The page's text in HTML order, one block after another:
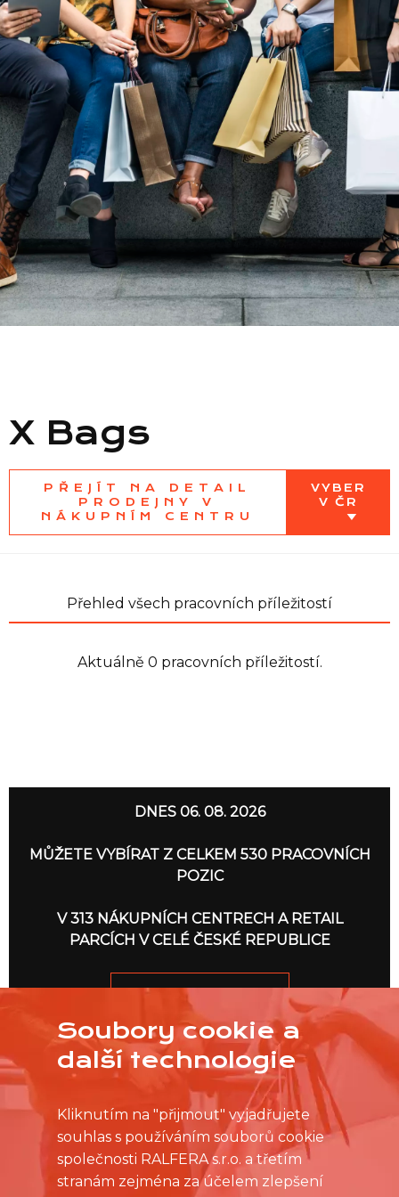
X Bags
PŘEJÍT NA DETAIL
PRODEJNY V
NÁKUPNÍM CENTRU
VYBER
V ČR
Přehled všech pracovních příležitostí
Aktuálně 0 pracovních příležitostí.
DNES 06. 08. 2026
MŮŽETE VYBÍRAT Z CELKEM 530 PRACOVNÍCH
POZIC
V 313 NÁKUPNÍCH CENTRECH A RETAIL
PARCÍCH V CELÉ ČESKÉ REPUBLICE
JDEME NA TO
Soubory cookie a
další technologie
Kliknutím na "přijmout" vyjadřujete
souhlas s používáním souborů cookie
společnosti RALFERA s.r.o. a třetím
stranám zejména za účelem zlepšení